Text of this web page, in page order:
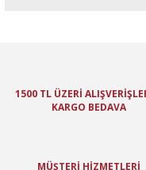
Ürün resmi kalitesiz,
Ürün bilgilerinde hatalar
1500 TL ÜZERİ
KARGO BEDAVA
MÜŞTERİ HİZMETLERİ